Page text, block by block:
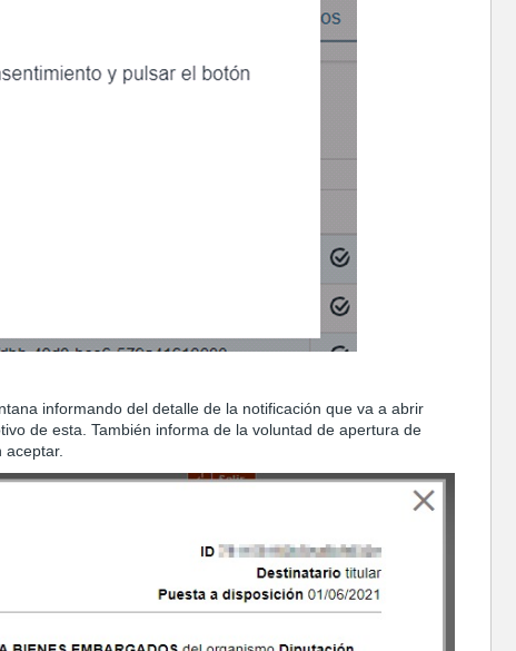
informando del detalle de la notificación que va a abrir
de esta. También informa de la voluntad de apertura de
aceptar.